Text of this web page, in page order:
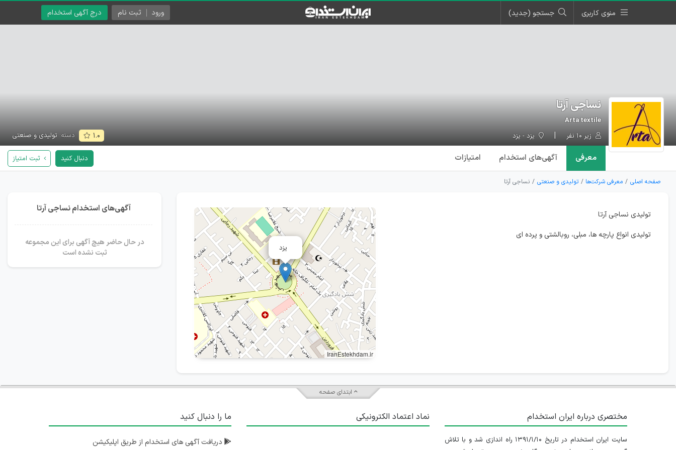
منوی کاربری جستجو (جدید) درج آگهی استخدام ورود ثبت نام
نساجی آرتا
Arta textile
زیر ۱۰ نفر
یزد - یزد ۱.۰ دسته: تولیدی و صنعتی
معرفی آگهی‌های استخدام امتیازات دنبال کنید ثبت امتیاز
صفحه اصلی معرفی شرکت‌ها تولیدی و صنعتی نساجی آرتا
تولیدی نساجی آرتا
تولیدی انواع پارچه ها، مبلی، روبالشتی و پرده ای
یزد
IranEstekhdam.ir
آگهی‌های استخدام نساجی آرتا
در حال حاضر هیچ آگهی برای این مجموعه
ثبت نشده است
ابتدای صفحه
مختصری درباره ایران استخدام
سایت ایران استخدام در تاریخ ۱۳۹۱/۱/۱۰ راه اندازی شد و با تلاش
نماد اعتماد الکترونیکی ما را دنبال کنید
دریافت آگهی های استخدام از طریق اپلیکیشن